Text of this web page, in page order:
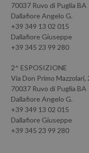
70037 Ruvo di Puglia BA
Dallafiore Angelo G.
+39 349 13 02 015
Dallafiore Giuseppe
+39 345 23 99 280
2^ ESPOSIZIONE
Via Don Primo
70037 Ruvo di Puglia BA
Dallafiore Angelo G.
+39 349 13 02 015
Dallafiore Giuseppe
+39 345 23 99 280